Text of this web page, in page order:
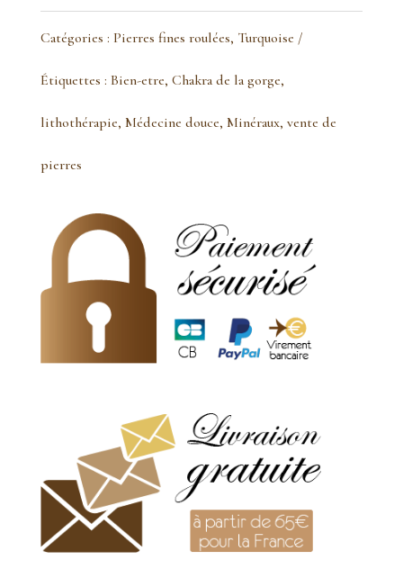
Turquoise
tibétaine
véritable
pierre
Catégories : Pierres fines roulées, Turquoise
Étiquettes : Bien-etre, Chakra de la gorge,
lithothérapie, Médecine douce, Minéraux, vente de
pierres